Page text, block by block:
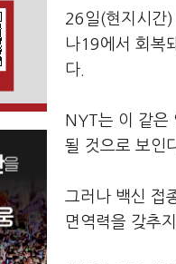
26일(현지시간
나19에서 회복
다.
NYT는 이 같은
될 것으로 보인
그러나 백신 접
면역력을 갖추